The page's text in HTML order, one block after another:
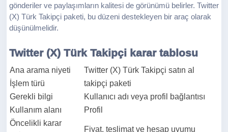
gönderiler ve paylaşımların kalitesi de görünümü belirler. Twitter
(X) Türk Takipçi paketi, bu düzeni destekleyen bir araç olarak
düşünülmelidir.
Twitter (X) Türk Takipçi karar tablosu
Ana arama niyeti
Twitter (X) Türk Takipçi satın al
İşlem türü
takipçi paketi
Gerekli bilgi
Kullanıcı adı veya profil bağlantısı
Kullanım alanı
Profil
Öncelikli karar
Fiyat, teslimat ve hesap uyumu